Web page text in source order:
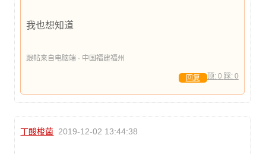
我也想知道
跟帖来自电脑端 · 中国福建福州
顶: 0 踩: 0
回复
丁酸梭菌 2019-12-02 13:44:38